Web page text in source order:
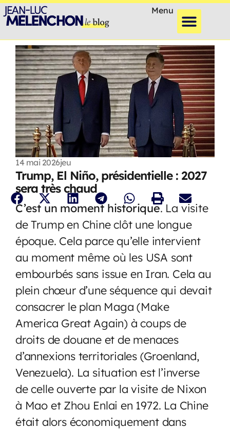
Menu
14 mai 2026jeu
Trump, El Niño, présidentielle : 2027
sera très chaud
C’est un moment historique. La visite
de Trump en Chine clôt une longue
époque. Cela parce qu’elle intervient
au moment même où les USA sont
embourbés sans issue en Iran. Cela au
plein chœur d’une séquence qui devait
consacrer le plan Maga (Make
America Great Again) à coups de
droits de douane et de menaces
d’annexions territoriales (Groenland,
Venezuela). La situation est l’inverse
de celle ouverte par la visite de Nixon
à Mao et Zhou Enlai en 1972. La Chine
était alors économiquement dans